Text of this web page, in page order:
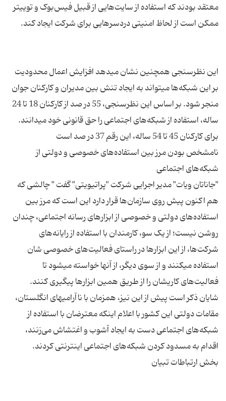
معتقد بودند که استفاده از سایت‌هایی از قبیل فیس‌بوک و توییتر
این نظرسنجی همچنین نشان میدهد افزایش اعمال محدودیت
بر این شبکه‌ها میتواند به ایجاد تنش بین مدیران و کارکنان جوان
منجر شود. بر اساس این نظرسنجی، 55 در صد از کارکنان 18 تا 24
ساله، استفاده از شبکه‌های اجتماعی را حق قانونی خود میدانند.
نامشخص بودن مرز بین استفاده‌های خصوصی و دولتی از
"جاناتان ویات" مدیر اجرایی شرکت "پراتیویتی" گفت " چالشی که
هم اکنون پیش روی سازمان‌ها قرار دارد این است که مرز بین
استفاده‌های دولتی و خصوصی از ابزارهای رسانه اجتماعی، چندان
روشن نیست؛ از یک سو، کارمندان با استفاده از رایانه‌های
شرکت‌ها، از این ابزارها در راستای فعالیت‌های خصوصی شان
استفاده میکنند و از سوی دیگر، از آنها خواسته میشود تا
شایان ذکر است پیش از این نیز، همزمان با ناآرامیهای انگلستان،
مقامات دولتی این کشور با اعلام اینکه معترضان با استفاده از
شبکه‌های اجتماعی دست به ایجاد آشوب و اغتشاش می‌زنند،